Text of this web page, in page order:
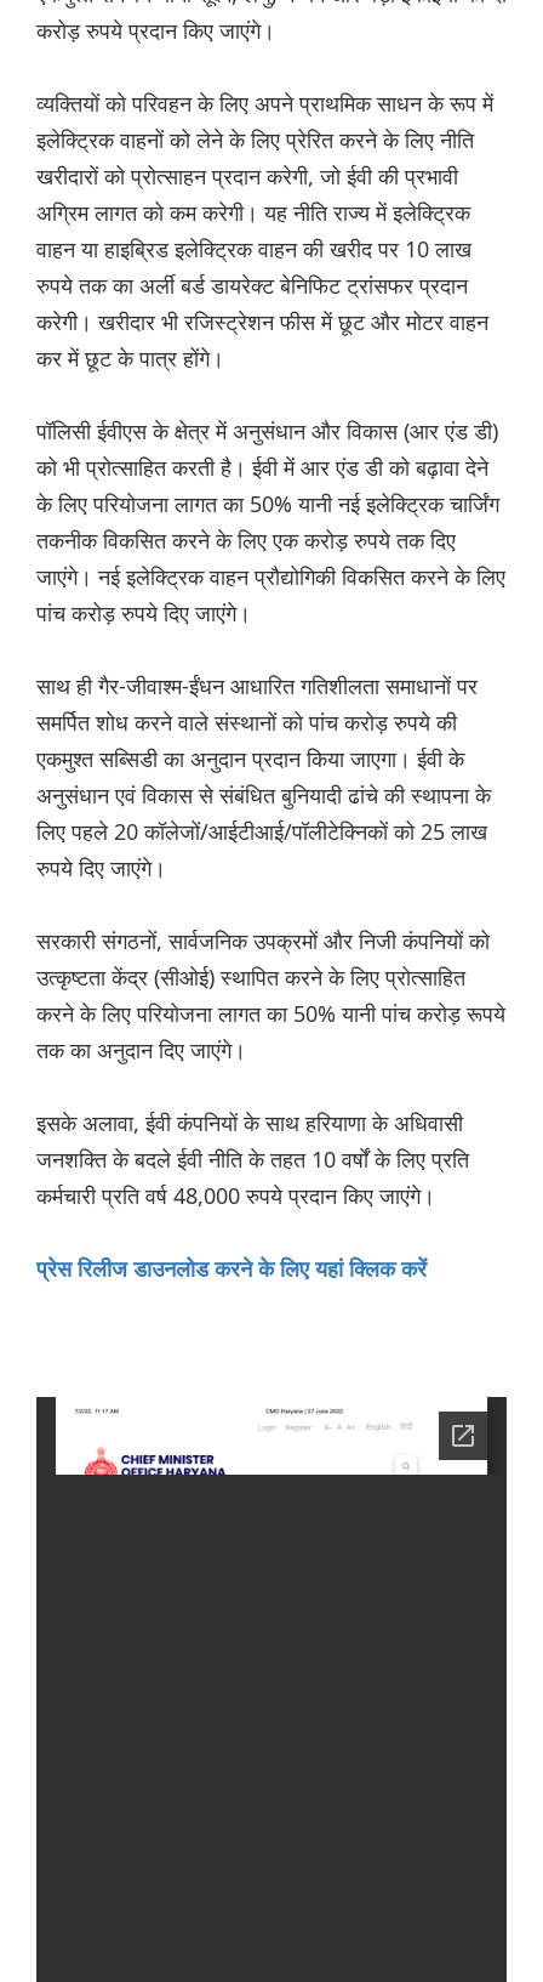
करोड़ रुपये प्रदान किए जाएंगे।
व्यक्तियों को परिवहन के लिए अपने प्राथमिक साधन के रूप में
इलेक्ट्रिक वाहनों को लेने के लिए प्रेरित करने के लिए नीति
खरीदारों को प्रोत्साहन प्रदान करेगी, जो ईवी की प्रभावी
अग्रिम लागत को कम करेगी। यह नीति राज्य में इलेक्ट्रिक
वाहन या हाइब्रिड इलेक्ट्रिक वाहन की खरीद पर 10 लाख
रुपये तक का अर्ली बर्ड डायरेक्ट बेनिफिट ट्रांसफर प्रदान
करेगी। खरीदार भी रजिस्ट्रेशन फीस में छूट और मोटर वाहन
कर में छूट के पात्र होंगे।
पॉलिसी ईवीएस के क्षेत्र में अनुसंधान और विकास (आर एंड डी)
को भी प्रोत्साहित करती है। ईवी में आर एंड डी को बढ़ावा देने
के लिए परियोजना लागत का 50% यानी नई इलेक्ट्रिक चार्जिंग
तकनीक विकसित करने के लिए एक करोड़ रुपये तक दिए
जाएंगे। नई इलेक्ट्रिक वाहन प्रौद्योगिकी विकसित करने के लिए
पांच करोड़ रुपये दिए जाएंगे।
साथ ही गैर-जीवाश्म-ईंधन आधारित गतिशीलता समाधानों पर
समर्पित शोध करने वाले संस्थानों को पांच करोड़ रुपये की
एकमुश्त सब्सिडी का अनुदान प्रदान किया जाएगा। ईवी के
अनुसंधान एवं विकास से संबंधित बुनियादी ढांचे की स्थापना के
लिए पहले 20 कॉलेजों/आईटीआई/पॉलीटेक्निकों को 25 लाख
रुपये दिए जाएंगे।
सरकारी संगठनों, सार्वजनिक उपक्रमों और निजी कंपनियों को
उत्कृष्टता केंद्र (सीओई) स्थापित करने के लिए प्रोत्साहित
करने के लिए परियोजना लागत का 50% यानी पांच करोड़ रूपये
तक का अनुदान दिए जाएंगे।
इसके अलावा, ईवी कंपनियों के साथ हरियाणा के अधिवासी
जनशक्ति के बदले ईवी नीति के तहत 10 वर्षों के लिए प्रति
कर्मचारी प्रति वर्ष 48,000 रुपये प्रदान किए जाएंगे।
प्रेस रिलीज डाउनलोड करने के लिए यहां क्लिक करें